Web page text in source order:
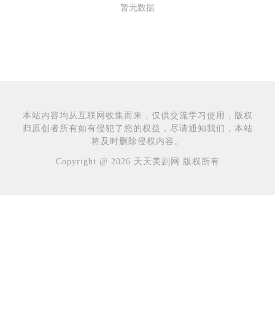
暂无数据
本站内容均从互联网收集而来，仅供交流学习使用，版权
归原创者所有如有侵犯了您的权益，尽请通知我们，本站
将及时删除侵权内容。
Copyright @ 2026 天天美剧网 版权所有